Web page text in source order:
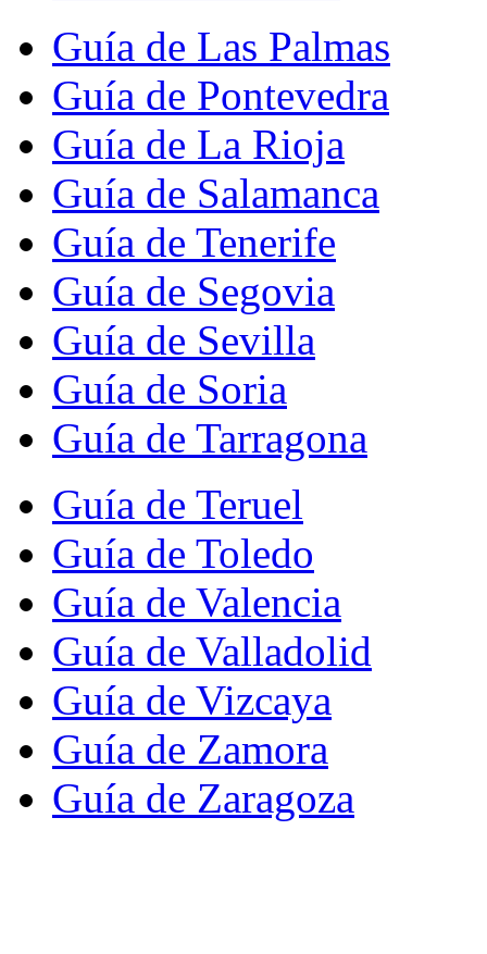
Guía de Las Palmas
Guía de Pontevedra
Guía de La Rioja
Guía de Salamanca
Guía de Tenerife
Guía de Segovia
Guía de Sevilla
Guía de Soria
Guía de Tarragona
Guía de Teruel
Guía de Toledo
Guía de Valencia
Guía de Valladolid
Guía de Vizcaya
Guía de Zamora
Guía de Zaragoza